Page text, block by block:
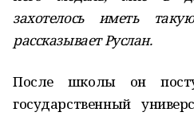
захотелось иметь
рассказывает Руслан.
После школы он
государственный